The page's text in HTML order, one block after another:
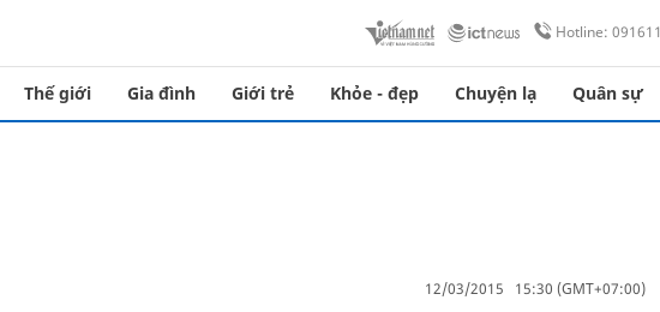
Hotline:
Thế giới Gia đình Giới trẻ Khỏe - đẹp Chuyện lạ Quân sự
12/03/2015 15:30 (GMT+07:00)